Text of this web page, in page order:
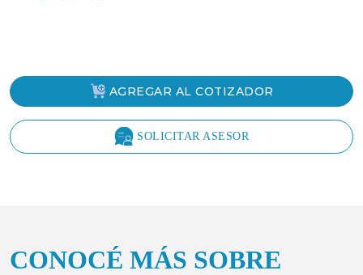
AGREGAR AL COTIZADOR
SOLICITAR ASESOR
CONOCÉ MÁS SOBRE